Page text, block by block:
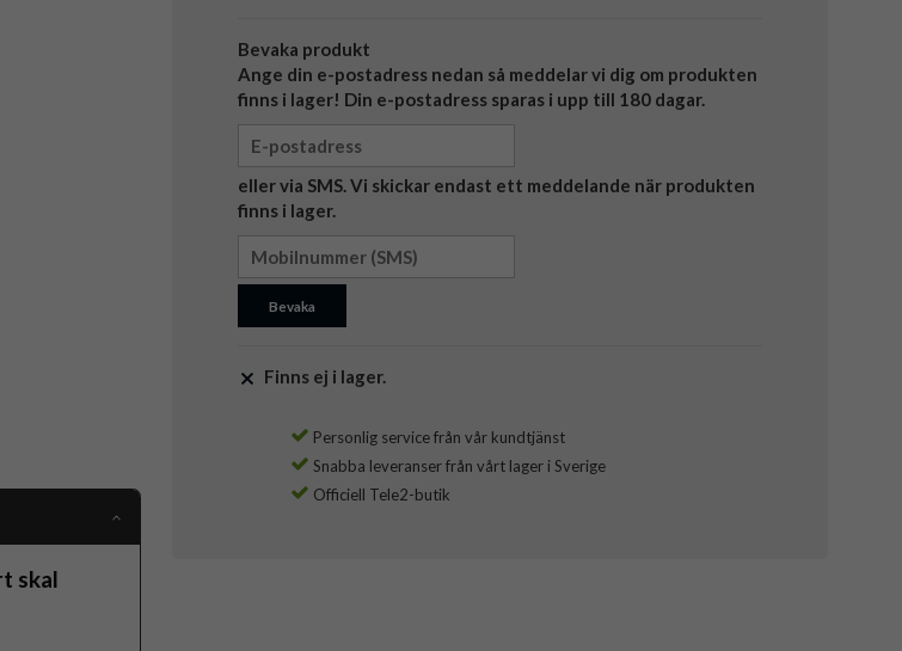
Bevaka produkt
Ange din e-postadress nedan så meddelar vi dig om produkten
finns i lager! Din e-postadress sparas i upp till 180 dagar.
eller via SMS. Vi skickar endast ett meddelande när produkten
finns i lager.
Bevaka
Finns ej i lager.
Personlig service från vår kundtjänst
Snabba leveranser från vårt lager i Sverige
Officiell Tele2-butik
skal